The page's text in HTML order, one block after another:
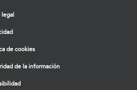
de cookies
de la información